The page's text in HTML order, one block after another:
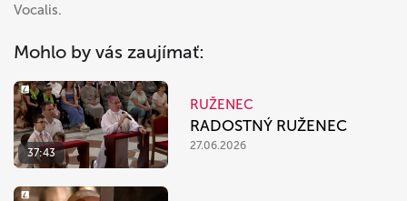
Vocalis.
Mohlo by vás zaujímať:
37:43
RUŽENEC
RADOSTNÝ RUŽENEC
27.06.2026